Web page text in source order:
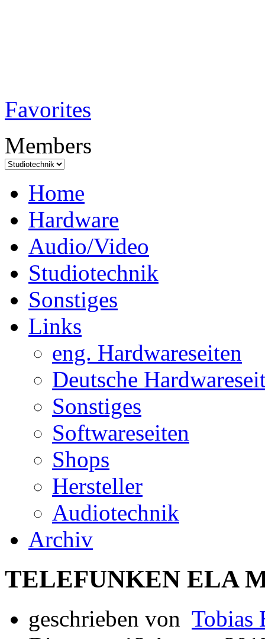
Favorites
Members
Home
Hardware
Audio/Video
Studiotechnik
Sonstiges
Links
eng. Hardwareseiten
Deutsche
Sonstiges
Softwareseiten
Shops
Hersteller
Audiotechnik
Archiv
TELEFUNKEN ELA
geschrieben von Tobias